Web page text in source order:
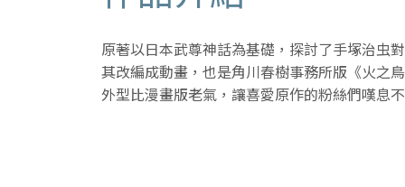
原著以日本武尊神話為基礎，探討了手塚治虫
其改編成動畫，也是角川春樹事務所版《火之
外型比漫畫版老氣，讓喜愛原作的粉絲們嘆息